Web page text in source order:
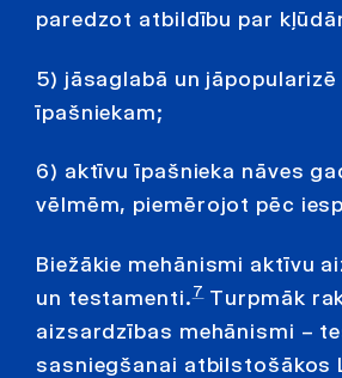
paredzot atbildību par
5) jāsaglabā un
īpašniekam;
6) aktīvu īpašnieka nāves
vēlmēm, piemērojot pēc
Biežākie mehānismi aktīvu
un testamenti.7Turpmāk
aizsardzības mehānismi –
sasniegšanai atbilstošākos